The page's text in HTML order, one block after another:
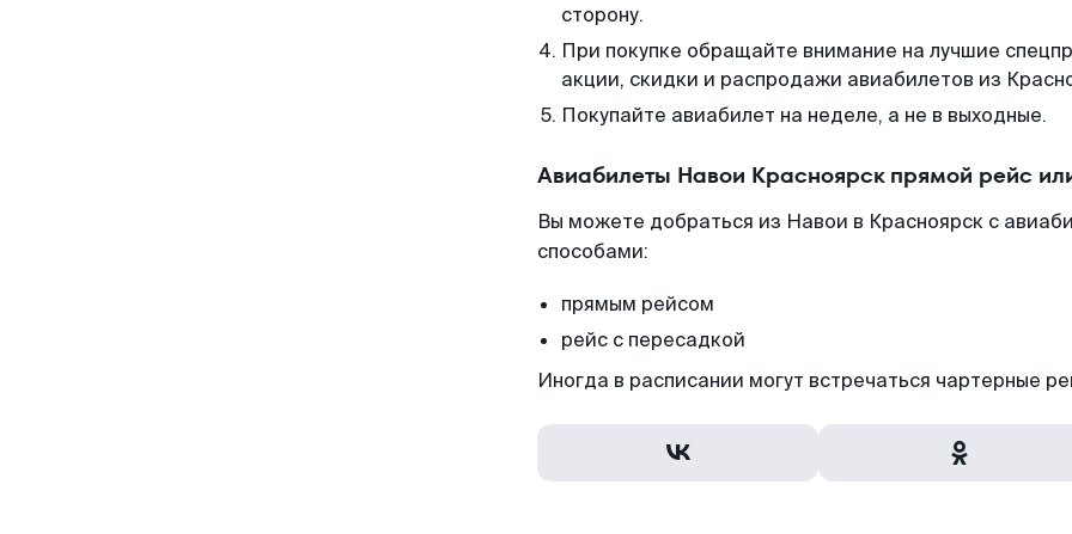
сторону.
При покупке обращайте внимание на лучшие
акции, скидки и распродажи авиабилетов из
Покупайте авиабилет на неделе, а не в выходные.
Авиабилеты Навои Красноярск прямой рейс
Вы можете добраться из Навои в Красноярск с
способами:
прямым рейсом
рейс с пересадкой
Иногда в расписании могут встречаться чартерные